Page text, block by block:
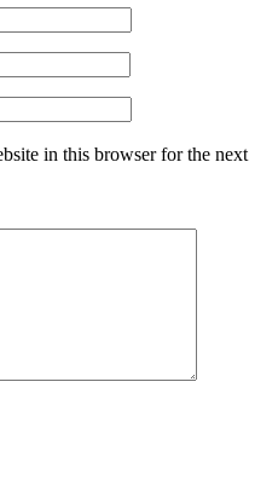
in this browser for the next